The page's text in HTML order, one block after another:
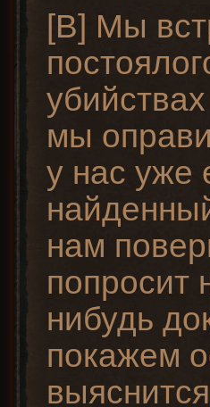
[B] Мы
мы
у нас уже
нам
попросит
нибудь
покажем